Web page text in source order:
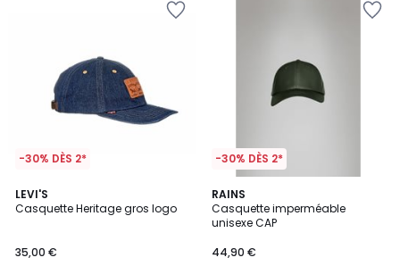
-30% DÈS 2*
LEVI'S
Casquette Heritage gros logo
35,00 €
5
/
-30% DÈS 2*
RAINS
Casquette imperméable
unisexe CAP
44,90 €
2
Couleurs